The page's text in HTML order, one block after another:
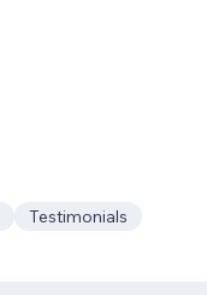
Testimonials